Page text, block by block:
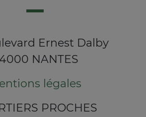
Ernest Dalby
NANTES
légales
PROCHES